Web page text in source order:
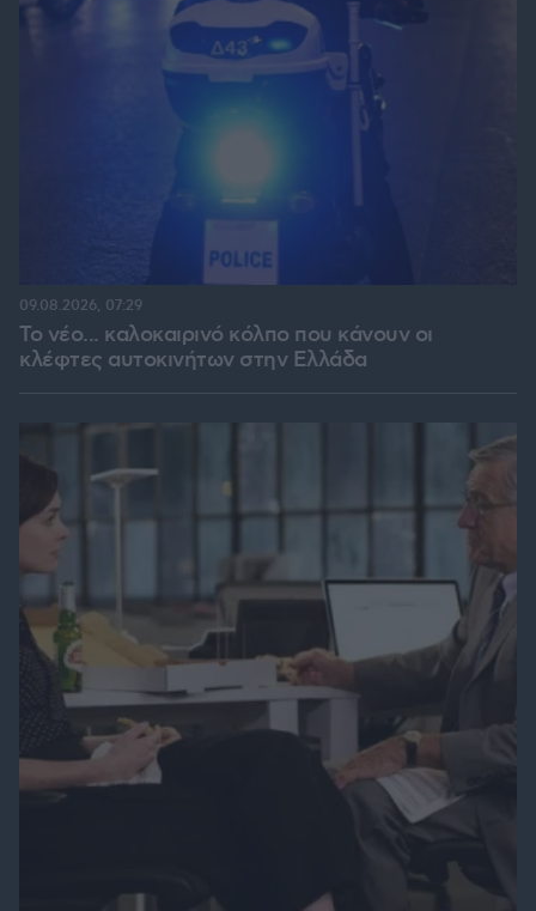
Το νέο... καλοκαιρινό κόλπο που κάνουν οι
κλέφτες αυτοκινήτων στην Ελλάδα
09.08.2026, 07:29